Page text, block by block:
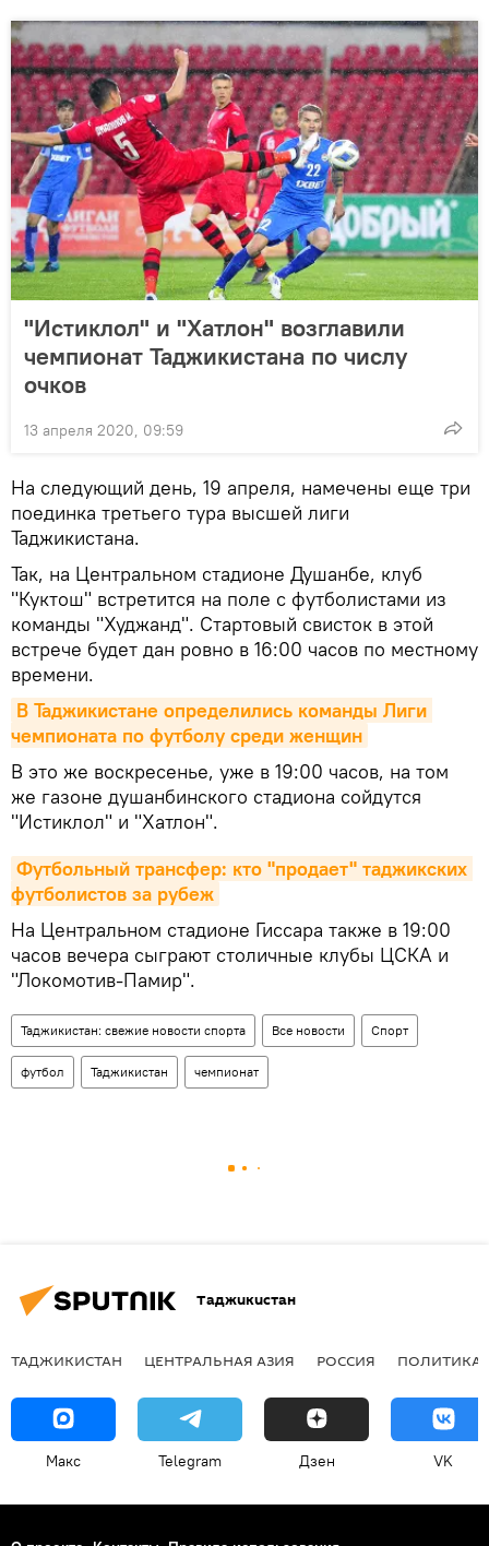
"Истиклол" и "Хатлон" возглавили
чемпионат Таджикистана по числу
очков
13 апреля 2020, 09:59
На следующий день, 19 апреля, намечены еще три
поединка третьего тура высшей лиги
Таджикистана.
Так, на Центральном стадионе Душанбе, клуб
"Куктош" встретится на поле с футболистами из
команды "Худжанд". Стартовый свисток в этой
встрече будет дан ровно в 16:00 часов по местному
времени.
В Таджикистане определились команды Лиги
чемпионата по футболу среди женщин
В это же воскресенье, уже в 19:00 часов, на том
же газоне душанбинского стадиона сойдутся
"Истиклол" и "Хатлон".
Футбольный трансфер: кто "продает" таджикских
футболистов за рубеж
На Центральном стадионе Гиссара также в 19:00
часов вечера сыграют столичные клубы ЦСКА и
"Локомотив-Памир".
Таджикистан: свежие новости спорта Все новости Спорт
футбол Таджикистан чемпионат
Таджикистан
ТАДЖИКИСТАН ЦЕНТРАЛЬНАЯ АЗИЯ РОССИЯ ПОЛИТИКА
Макс Telegram Дзен VK